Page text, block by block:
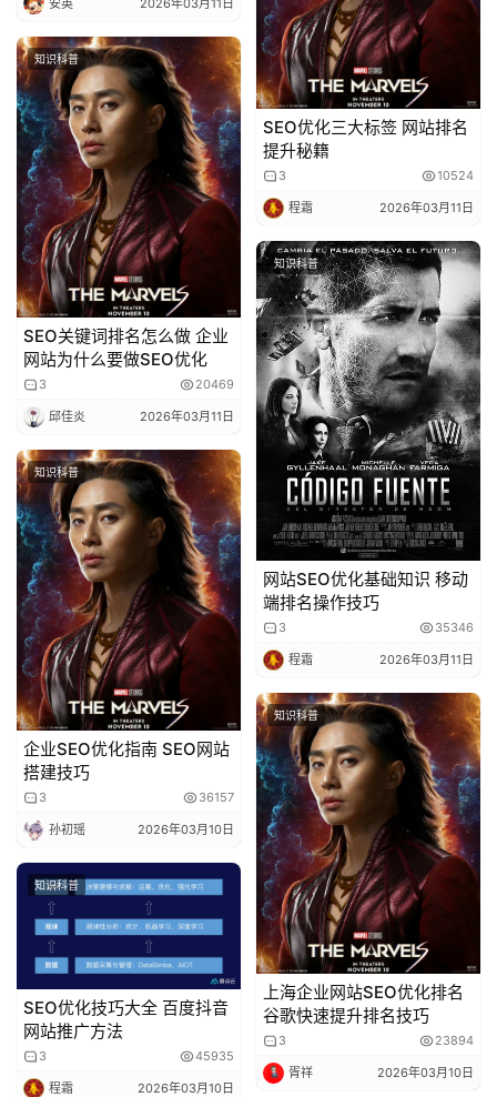
作
者
专
栏
生
活
常
识
经
验
分
享
知
识
科
普
娱
乐
资
讯
SEO优化三大标签 网站排名
提升秘籍
3 10524
程霜 2026年03月11日
知识科普
SEO关键词排名怎么做 企业
网站为什么要做SEO优化
3 20469
邱佳炎 2026年03月11日
知识科普
网站SEO优化基础知识 移动
端排名操作技巧
3 35346
程霜 2026年03月11日
知识科普
企业SEO优化指南 SEO网站
搭建技巧
3 36157
孙初瑶 2026年03月10日
知识科普
上海企业网站SEO优化排名
谷歌快速提升排名技巧
3 23894
胥祥 2026年03月10日
知识科普
SEO优化技巧大全 百度抖音
网站推广方法
3 45935
程霜 2026年03月10日